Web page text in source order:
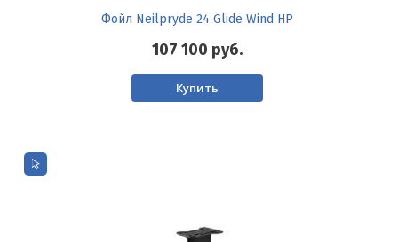
Фойл Neilpryde 24 Glide Wind HP
107 100 руб.
Купить